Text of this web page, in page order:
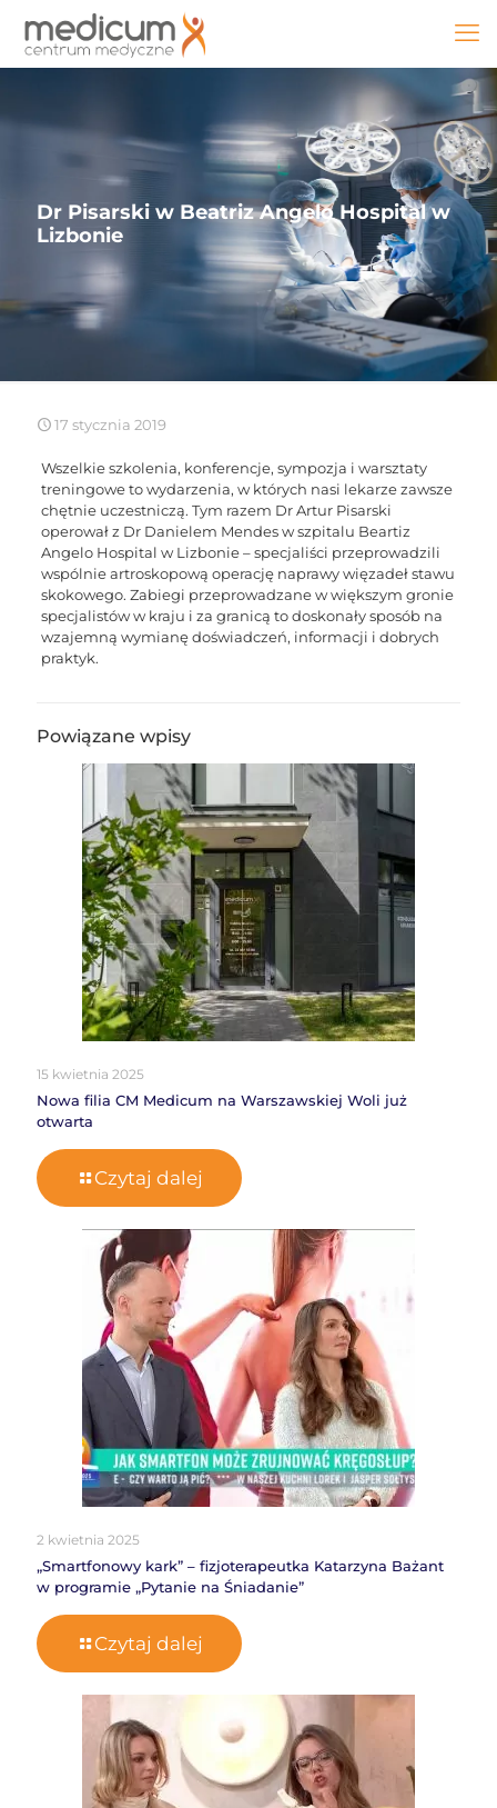
Dr Pisarski w Beatriz Angelo Hospital w
Lizbonie
17 stycznia 2019
Wszelkie szkolenia, konferencje, sympozja i warsztaty
treningowe to wydarzenia, w których nasi lekarze zawsze
chętnie uczestniczą. Tym razem Dr Artur Pisarski
operował z Dr Danielem Mendes w szpitalu Beartiz
Angelo Hospital w Lizbonie – specjaliści przeprowadzili
wspólnie artroskopową operację naprawy więzadeł stawu
skokowego. Zabiegi przeprowadzane w większym gronie
specjalistów w kraju i za granicą to doskonały sposób na
wzajemną wymianę doświadczeń, informacji i dobrych
praktyk.
Powiązane wpisy
15 kwietnia 2025
Nowa filia CM Medicum na Warszawskiej Woli już
otwarta
Czytaj dalej
2 kwietnia 2025
„Smartfonowy kark” – fizjoterapeutka Katarzyna Bażant
w programie „Pytanie na Śniadanie”
Czytaj dalej